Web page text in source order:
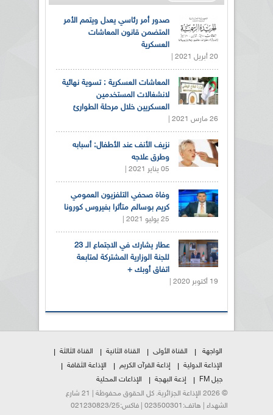
صدور أمر رئاسي يعدل ويتمم الأمر
المتضمن قانون المعاشات
العسكرية
20 أبريل 2021 |
المعاشات العسكرية : تسوية نهائية
لانشغالات المستخدمين
العسكريين خلال مرحلة الطوارئ
26 مارس 2021 |
نزيف الأنف عند الأطفال: أسبابه
وطرق علاجه
05 يناير 2021 |
وفاة صحفي التلفزيون العمومي
كريم بوسالم متأثرا بفيروس كورونا
25 يوليو 2021 |
عطار يشارك في الاجتماع الـ 23
للجنة الوزارية المشتركة لمتابعة
اتفاق أوبك +
19 أكتوبر 2020 |
الواجهة القناة الأولى القناة الثانية
القناة الثالثة
الإذاعة الدولية
إذاعة القرآن الكريم
الإذاعة الثقافة
جيل FM
إذعة البهجة
الإذاعات المحلية
© 2026 الإذاعة الجزائرية. كل الحقوق محفوظة | 21 شارع
الشهداء | هاتف:023500301 | فاكس:021230823/25